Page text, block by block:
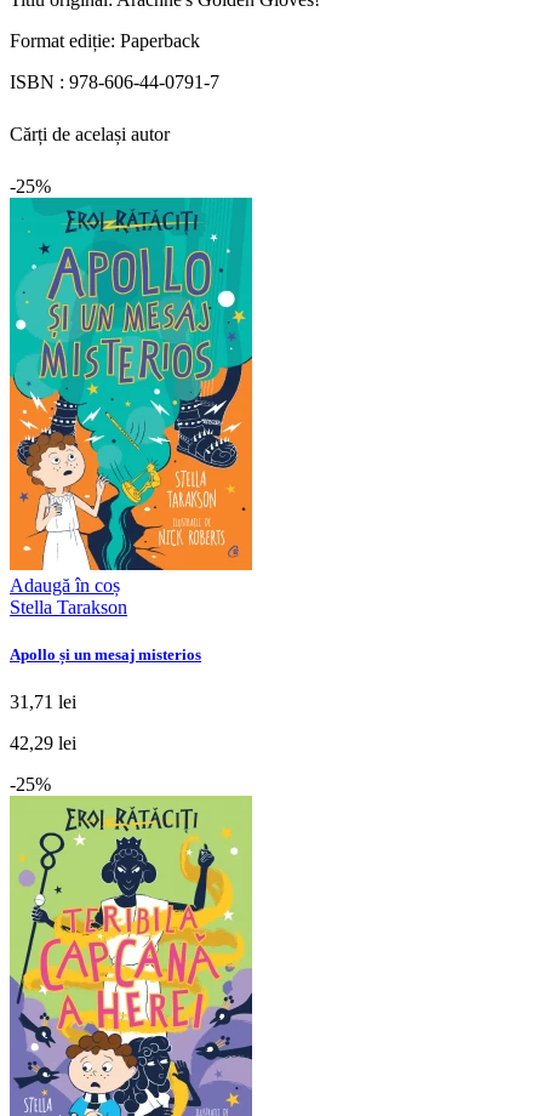
Format ediție: Paperback
ISBN : 978-606-44-0791-7
Cărți de același autor
-25%
Adaugă în coș
Stella Tarakson
Apollo și un mesaj misterios
31,71 lei
42,29 lei
-25%